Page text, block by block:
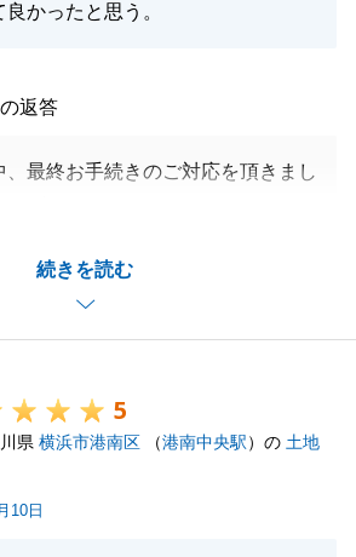
かったと思う。
続きを読む
返答
、最終お手続きのご対応を頂きまし
えることができ、私も非常に安堵致
い合わせ下さいませ。
程よろしくお願い申し上げます。
5
県 横浜市港南区 （港南中央駅）の 土地
10日